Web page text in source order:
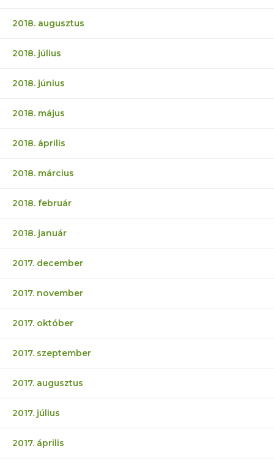
2018. augusztus
2018. július
2018. június
2018. május
2018. április
2018. március
2018. február
2018. január
2017. december
2017. november
2017. október
2017. szeptember
2017. augusztus
2017. július
2017. április